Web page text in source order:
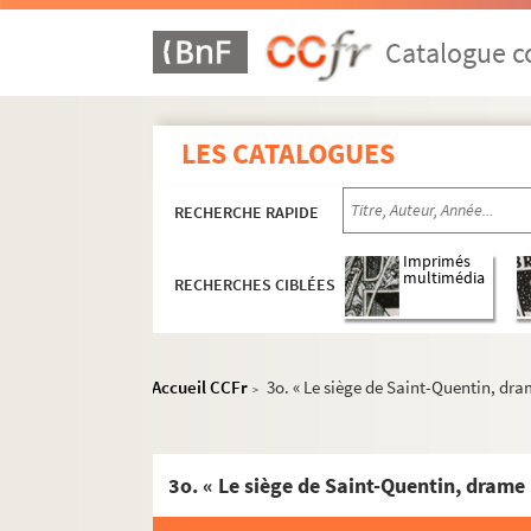
Catalogue
LES CATALOGUES
RECHERCHE RAPIDE
RECHERCHES CIBLÉES
Imprimés
multimédia
Accueil CCFr > 3o. « Le siège de Saint-Quentin,
183. « Rituale regalis et insignis ecclesiae